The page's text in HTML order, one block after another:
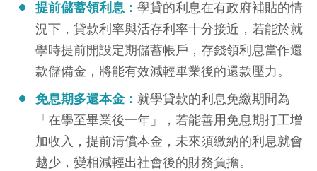
提前儲蓄領利息： 學貸的利息在有政府補貼的情
況下，貸款利率與活存利率十分接近，若能於就
學時提前開設定期儲蓄帳戶，存錢領利息當作還
款儲備金，將能有效減輕畢業後的還款壓力。
免息期多還本金： 就學貸款的利息免繳期間為
「在學至畢業後一年」，若能善用免息期打工增
加收入，提前清償本金，未來須繳納的利息就會
越少，變相減輕出社會後的財務負擔。